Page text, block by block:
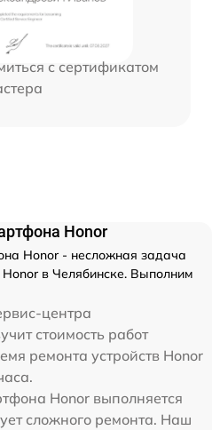
с сертификатом
Honor
Honor - несложная задача
в Челябинске. Выполним
центра
стоимость работ
ремонта устройств Honor
Honor выполняется
сложного ремонта. Наш